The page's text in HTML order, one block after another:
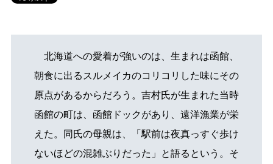
北海道への愛着が強いのは、生まれは函館、
朝食に出るスルメイカのコリコリした味にその
原点があるからだろう。吉村氏が生まれた当時
函館の町は、函館ドックがあり、遠洋漁業が栄
えた。同氏の母親は、「駅前は夜真っすぐ歩け
ないほどの混雑ぶりだった」と語るという。そ